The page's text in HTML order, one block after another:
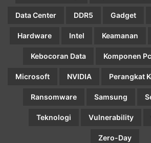
Data Center DDR5 Gadget
Hardware Intel Keamanan
Kebocoran Data Komponen Pc
Microsoft NVIDIA Perangkat
Ransomware Samsung
Teknologi Vulnerability
Zero-Day